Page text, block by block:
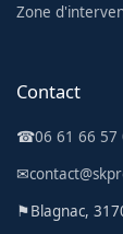
Zone
Contact
☎06 61 66 57
✉
⚑Blagnac,